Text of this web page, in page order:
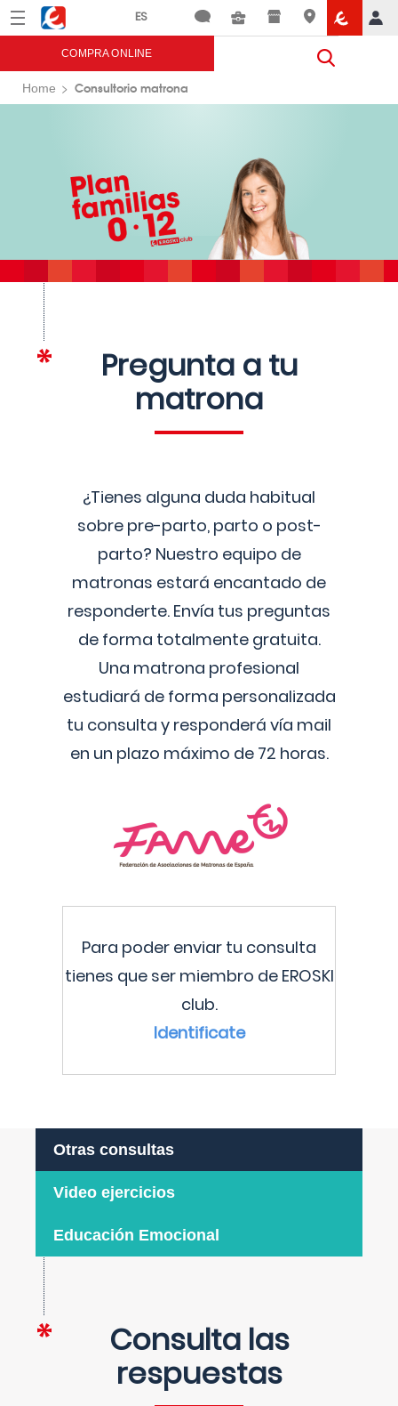
Menú Eroski
COMPRA ONLINE
Home Consultorio matrona
Pregunta a tu
matrona
¿Tienes alguna duda habitual
sobre pre-parto, parto o post-
parto? Nuestro equipo de
matronas estará encantado de
responderte. Envía tus preguntas
de forma totalmente gratuita.
Una matrona profesional
estudiará de forma personalizada
tu consulta y responderá vía mail
en un plazo máximo de 72 horas.
Para poder enviar tu consulta
tienes que ser miembro de EROSKI
club.
Identificate
Otras consultas
Video ejercicios
Educación Emocional
Consulta las
respuestas